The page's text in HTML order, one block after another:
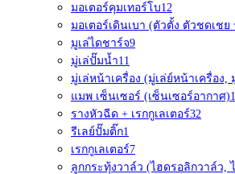
มอเตอร์คุมเทอร์โบ12
มอเตอร์เดินเบา (ตัวตั้ง ตัวชดเชย
มูเล่ไดชาร์จ9
มู่เล่ปั๊มน้ำ11
มู่เล่หน้าเครื่อง (มู่เล่ย์หน้าเครื่อง,
แมพ เซ็นเซอร์ (เซ็นเซอร์อากาศ)
รางหัวฉีด + เรกกูเลเตอร์32
รีเลย์ปั๊มติ๊ก1
เรกกูเลเตอร์7
ลูกกระทุ้งวาล์ว (ไฮดรอลิกวาล์ว,